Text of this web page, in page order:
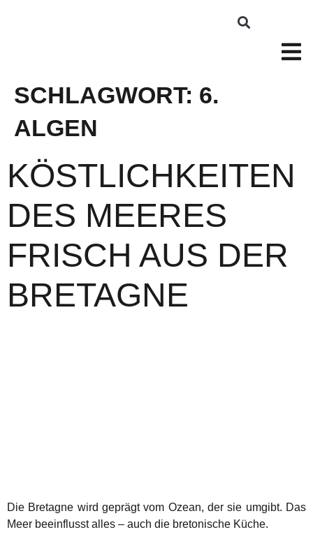
SCHLAGWORT: 6.
ALGEN
KÖSTLICHKEITEN
DES MEERES
FRISCH AUS DER
BRETAGNE
Die Bretagne wird geprägt vom Ozean, der sie umgibt. Das
Meer beeinflusst alles – auch die bretonische Küche.